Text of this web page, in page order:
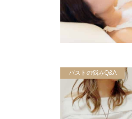
バストの悩みQ&A